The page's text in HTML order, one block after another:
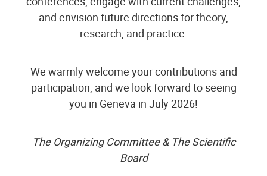
and envision future directions for theory,
research, and practice.
We warmly welcome your contributions and
participation, and we look forward to seeing
you in Geneva in July 2026!
The Organizing Committee & The Scientific
Board